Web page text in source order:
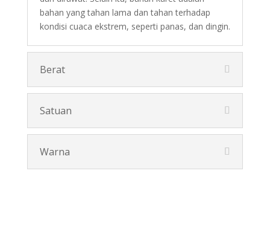
bahan yang tahan lama dan tahan terhadap
kondisi cuaca ekstrem, seperti panas, dan dingin.
Berat
Satuan
Warna